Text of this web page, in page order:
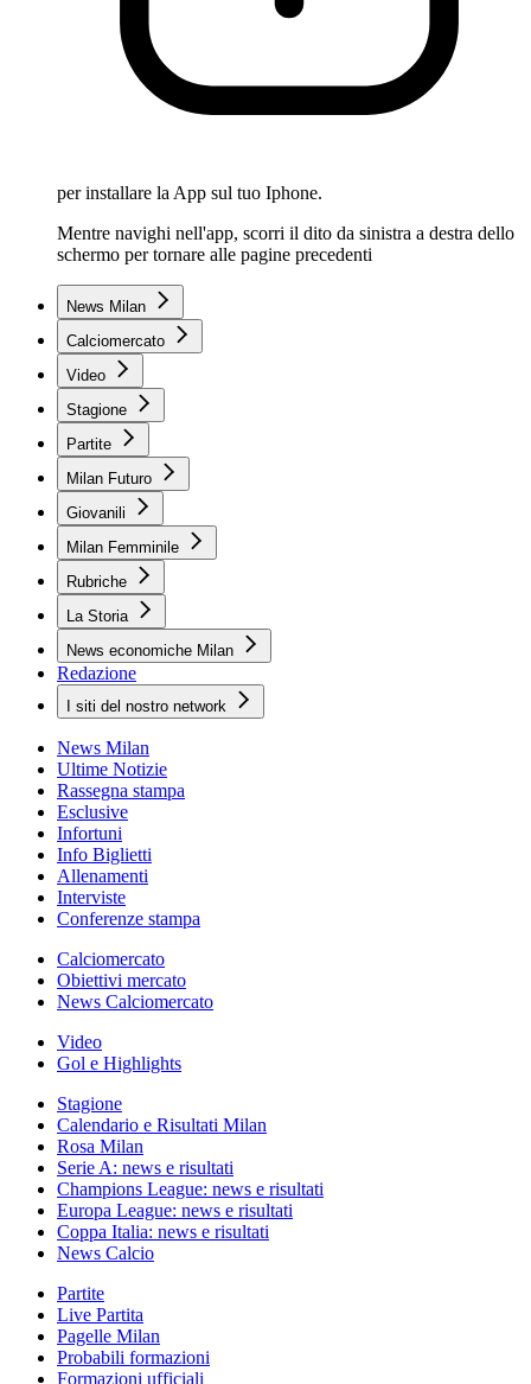
per installare la App sul tuo Iphone.
Mentre navighi nell'app, scorri il dito da sinistra a destra dello
schermo per tornare alle pagine precedenti
News Milan
Calciomercato
Video
Stagione
Partite
Milan Futuro
Giovanili
Milan Femminile
Rubriche
La Storia
News economiche Milan
Redazione
I siti del nostro network
News Milan
Ultime Notizie
Rassegna stampa
Esclusive
Infortuni
Info Biglietti
Allenamenti
Interviste
Conferenze stampa
Calciomercato
Obiettivi mercato
News Calciomercato
Video
Gol e Highlights
Stagione
Calendario e Risultati Milan
Rosa Milan
Serie A: news e risultati
Champions League: news e risultati
Europa League: news e risultati
Coppa Italia: news e risultati
News Calcio
Partite
Live Partita
Pagelle Milan
Probabili formazioni
Formazioni ufficiali